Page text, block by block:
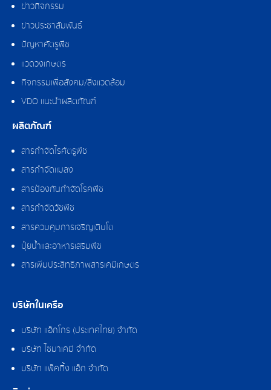
ข่าวกิจกรรม
ข่าวประชาสัมพันธ์
ปัญหาศัตรูพืช
แวดวงเกษตร
กิจกรรมเพื่อสังคม/สิ่งแวดล้อม
VDO แนะนำผลิตภัณฑ์
ผลิตภัณฑ์
สารกำจัดไรศัตรูพืช
สารกำจัดแมลง
สารป้องกันกำจัดโรคพืช
สารกำจัดวัชพืช
สารควบคุมการเจริญเติบโต
ปุ๋ยน้ำและอาหารเสริมพืช
สารเพิ่มประสิทธิภาพสารเคมีเกษตร
บริษัทในเครือ
บริษัท แอ็กโกร (ประเทศไทย) จำกัด
บริษัท ไซมาเคมี จำกัด
บริษัท แพ็คกิ้ง แอ็ก จำกัด